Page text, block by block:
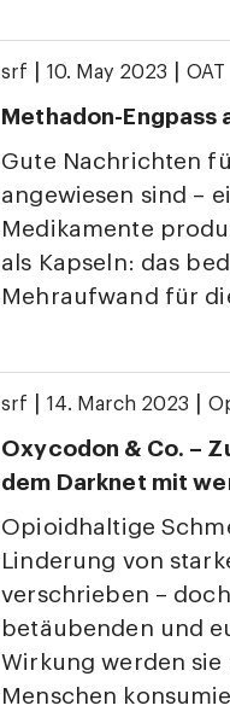
srf 10. May 2023 OAT
Methadon-Engpass
Gute Nachrichten
angewiesen sind –
Medikamente
als Kapseln: das
Mehraufwand für
srf 14. March 2023
Oxycodon & Co. –
dem Darknet mit
Opioidhaltige
Linderung von
verschrieben –
betäubenden und
Wirkung werden
Menschen